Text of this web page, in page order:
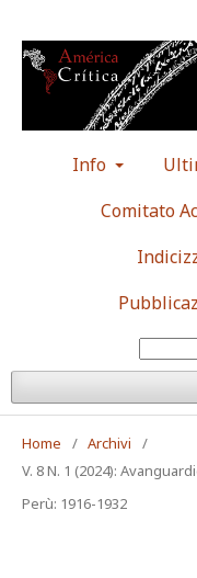
Info
Comitato
Home / Archivi
/
V. 8 N. 1 (2024):
Perù: 1916-1932